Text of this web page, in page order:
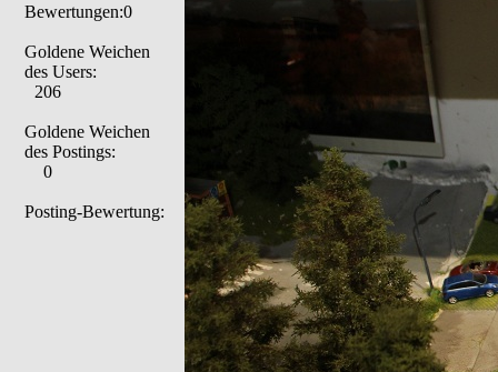
Bewertungen:0
Goldene Weichen
des Users:
206
Goldene Weichen
des Postings:
0
Posting-Bewertung: